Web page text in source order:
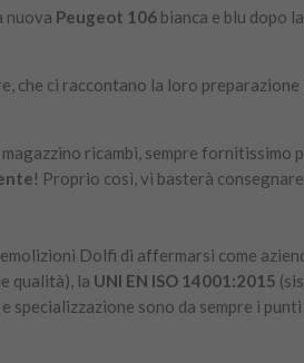
nuova Peugeot 106 bianca e blu dopo
che ci raccontano la loro preparazione
ricambi, sempre fornitissimo
! Proprio così, vi basterà
Dolfi di affermarsi come
qualità), la UNI EN ISO 14001:2015
specializzazione sono da sempre i